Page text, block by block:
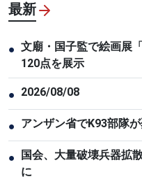
最新
● 文廟・国子監で絵画展
120点を展示
● 2026/08/08
● アンザン省でK93部隊
●
国会、大量破壊兵器拡
に